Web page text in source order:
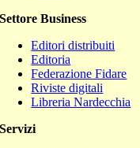
Settore Business
Editori distribuiti
Editoria
Federazione Fidare
Riviste digitali
Libreria Nardecchia
Servizi